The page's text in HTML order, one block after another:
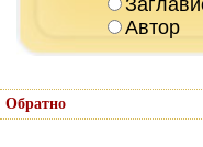
Автор
Обратно